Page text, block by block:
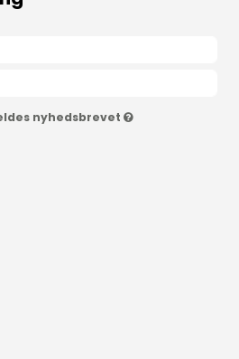
nyhedsbrevet